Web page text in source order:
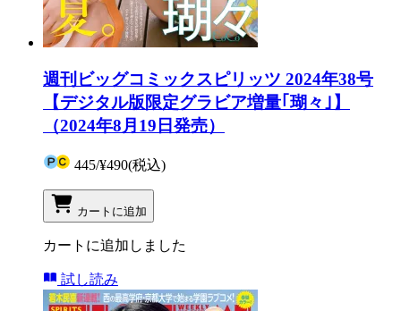
週刊ビッグコミックスピリッツ 2024年38号
【デジタル版限定グラビア増量｢瑚々｣】
（2024年8月19日発売）
445/¥490(税込)
カートに追加
カートに追加しました
試し読み